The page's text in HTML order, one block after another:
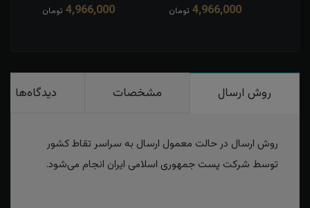
4,966,000 تومان 4,966,000 تومان
روش ارسال مشخصات دیدگاه‌ها
روش ارسال در حالت معمول ارسال به سراسر تقاط کشور
توسط شرکت پست جمهوری اسلامی ایران انجام می‌شود.